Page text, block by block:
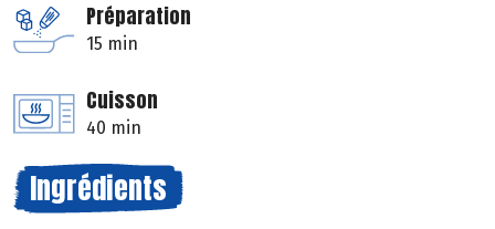
Préparation
15 min
Cuisson
40 min
Ingrédients